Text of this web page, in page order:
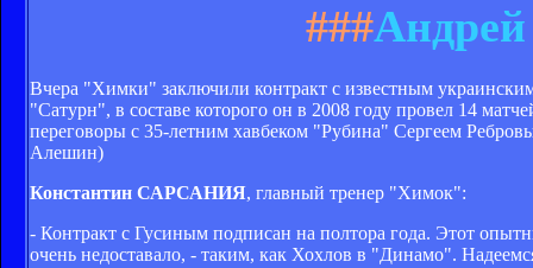
###
Вчера "Химки" заключили контракт с известным
"Сатурн", в составе которого он в 2008 году провел 14
переговоры с 35-летним хавбеком "Рубина" Сергеем
Алешин)
Константин САРСАНИЯ, главный тренер "Химок":
- Контракт с Гусиным подписан на полтора года. Этот
очень недоставало, - таким, как Хохлов в "Динамо".